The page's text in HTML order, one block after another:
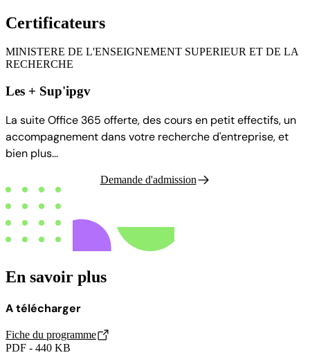
Certificateurs
MINISTERE DE L'ENSEIGNEMENT SUPERIEUR ET DE LA
RECHERCHE
Les + Sup'ipgv
La suite Office 365 offerte, des cours en petit effectifs, un
accompagnement dans votre recherche d'entreprise, et
bien plus...
Demande d'admission
En savoir plus
A télécharger
Fiche du programme
PDF - 440 KB